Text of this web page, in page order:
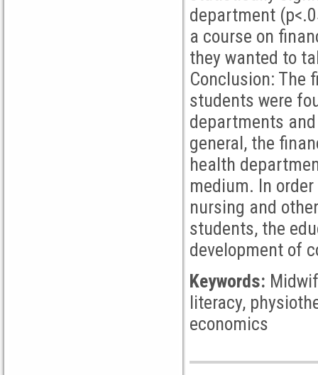
department
a course on
they wanted to
Conclusion: The
students were
departments
general, the
health
medium. In
nursing and
students, the
development of
Keywords:
literacy,
economics